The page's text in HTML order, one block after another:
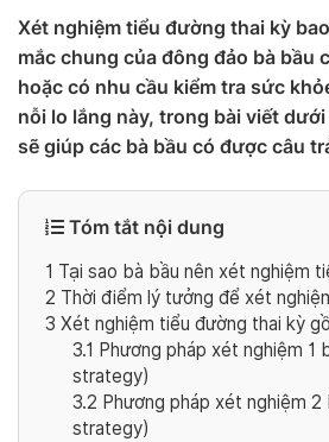
Xét nghiệm tiểu đường thai kỳ
mắc chung của đông đảo bà bầu
hoặc có nhu cầu kiểm tra sức
nỗi lo lắng này, trong bài viết dưới
sẽ giúp các bà bầu có được câu
Tóm tắt nội dung
1 Tại sao bà bầu nên xét nghiệm
2 Thời điểm lý tưởng để xét
3 Xét nghiệm tiểu đường thai kỳ
3.1 Phương pháp xét nghiệm
strategy)
3.2 Phương pháp xét nghiệm
strategy)